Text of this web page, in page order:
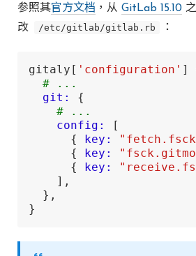
参照其官方文档 ，从 GitLab 15.10
改
/etc/gitlab/gitlab.rb ：
gitaly[ 'configuration' ]
# ...
git:
{
# ...
config:
[
      {
key:
      {
key:
      {
key:
    ],
  },
}